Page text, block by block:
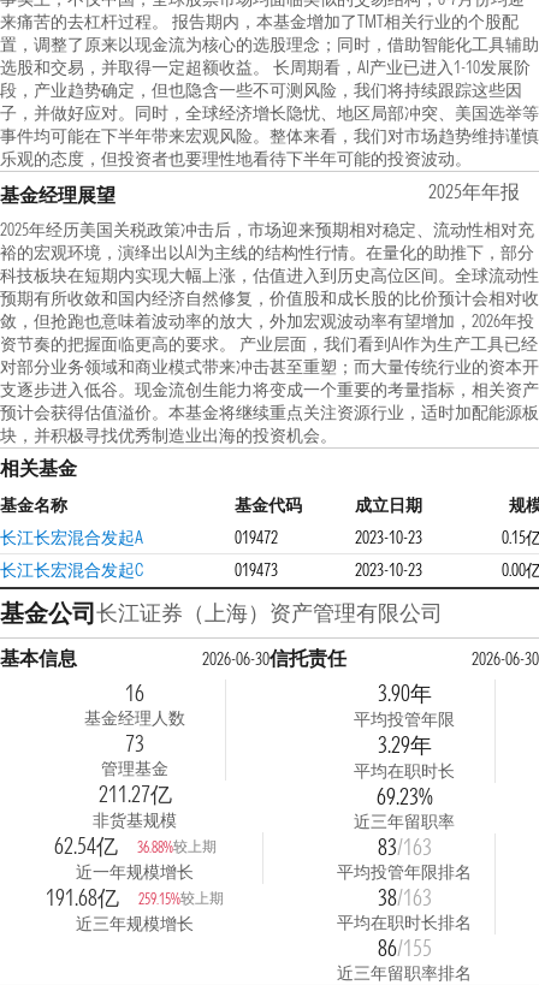
来痛苦的去杠杆过程。 报告期内，本基金增加了TMT相关行业的个股配
置，调整了原来以现金流为核心的选股理念；同时，借助智能化工具辅助
选股和交易，并取得一定超额收益。 长周期看，AI产业已进入1-10发展阶
段，产业趋势确定，但也隐含一些不可测风险，我们将持续跟踪这些因
子，并做好应对。同时，全球经济增长隐忧、地区局部冲突、美国选举等
事件均可能在下半年带来宏观风险。整体来看，我们对市场趋势维持谨慎
乐观的态度，但投资者也要理性地看待下半年可能的投资波动。
基金经理展望 2025年年报
2025年经历美国关税政策冲击后，市场迎来预期相对稳定、流动性相对充
裕的宏观环境，演绎出以AI为主线的结构性行情。在量化的助推下，部分
科技板块在短期内实现大幅上涨，估值进入到历史高位区间。全球流动性
预期有所收敛和国内经济自然修复，价值股和成长股的比价预计会相对收
敛，但抢跑也意味着波动率的放大，外加宏观波动率有望增加，2026年投
资节奏的把握面临更高的要求。 产业层面，我们看到AI作为生产工具已经
对部分业务领域和商业模式带来冲击甚至重塑；而大量传统行业的资本开
支逐步进入低谷。现金流创生能力将变成一个重要的考量指标，相关资产
预计会获得估值溢价。本基金将继续重点关注资源行业，适时加配能源板
块，并积极寻找优秀制造业出海的投资机会。
相关基金
基金名称 基金代码 成立日期
规
长江长宏混合发起A
019472 2023-10-23
0.15
长江长宏混合发起C
019473 2023-10-23 0.00
基金公司长江证券（上海）资产管理有限公司
基本信息 2026-06-30
16
基金经理人数
73
管理基金
211.27亿
非货基规模
62.54亿 36.88%较上期
近一年规模增长
191.68亿 259.15%较上期
近三年规模增长
信托责任 2026-06-30
3.90年
平均投管年限
3.29年
平均在职时长
69.23%
近三年留职率
83/163
平均投管年限排名
38/163
平均在职时长排名
86/155
近三年留职率排名